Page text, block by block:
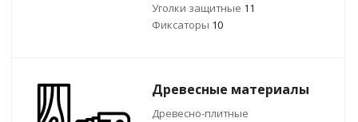
Уголки защитные 11
Фиксаторы 10
Древесные материалы
Древесно-плитные